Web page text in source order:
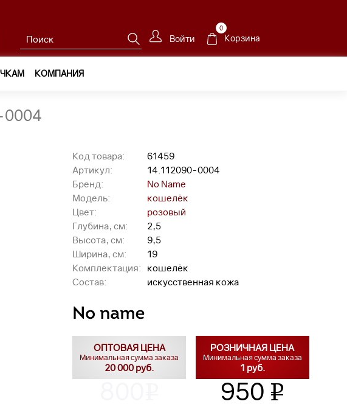
Войти
0
Корзина
КОМПАНИЯ
0004
Код товара:
61459
Артикул:
14.112090-0004
Бренд:
No Name
Модель:
кошелёк
Цвет:
розовый
Глубина, см:
2,5
Высота, см:
9,5
Ширина, см:
19
Комплектация:
кошелёк
Состав:
искусственная кожа
ОПТОВАЯ ЦЕНА
Минимальная сумма заказа
20 000 руб.
РОЗНИЧНАЯ ЦЕНА
Минимальная сумма заказа
1 руб.
950 v